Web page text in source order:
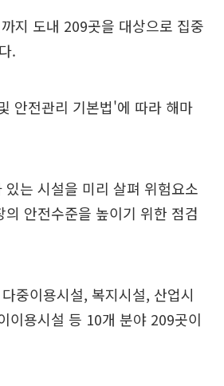
지 도내 209곳을 대상으로 집중
.
안전관리 기본법'에 따라 해마
는 시설을 미리 살펴 위험요소
안전수준을 높이기 위한 점검
중이용시설, 복지시설, 산업시
이용시설 등 10개 분야 209곳이